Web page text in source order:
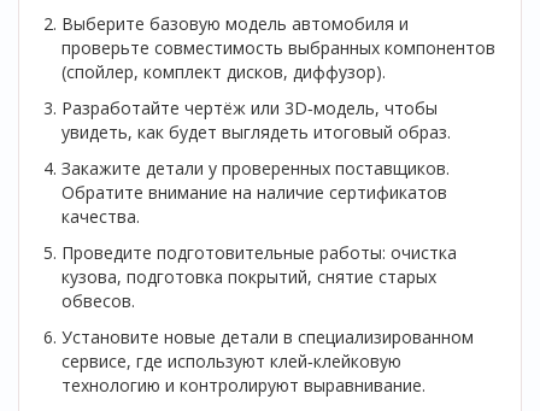
Выберите базовую модель автомобиля и
проверьте совместимость выбранных компонентов
(спойлер, комплект дисков, диффузор).
Разработайте чертёж или 3D‑модель, чтобы
увидеть, как будет выглядеть итоговый образ.
Закажите детали у проверенных поставщиков.
Обратите внимание на наличие сертификатов
качества.
Проведите подготовительные работы: очистка
кузова, подготовка покрытий, снятие старых
обвесов.
Установите новые детали в специализированном
сервисе, где используют клей‑клейковую
технологию и контролируют выравнивание.